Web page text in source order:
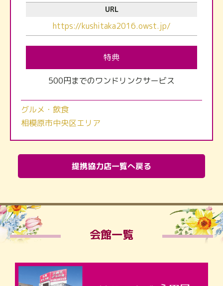
URL
https://kushitaka2016.owst.jp/
特典
500円までのワンドリンクサービス
グルメ・飲食
相模原市中央区エリア
提携協力店一覧へ戻る
会館一覧